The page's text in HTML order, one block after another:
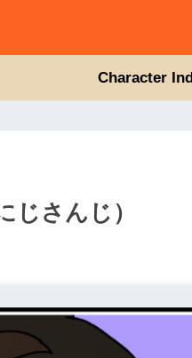
Character
じさんじ）